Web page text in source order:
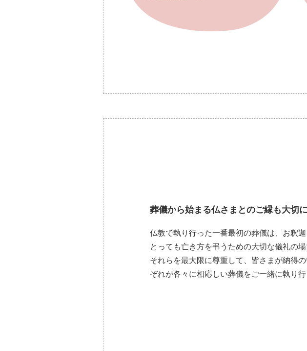
葬儀から始まる仏さまとのご縁も大切
仏教で執り行った一番最初の葬儀は、お釈
とっても亡き方を弔うための大切な儀礼の
それらを最大限に尊重して、皆さまが納得
ぞれが各々に相応しい葬儀をご一緒に執り行